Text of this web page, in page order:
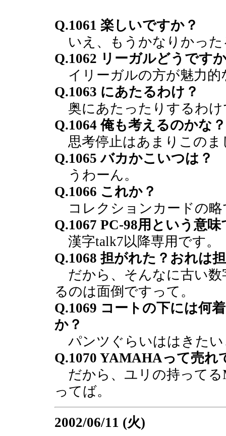
Q.1061 楽しいですか？
いえ、もうかなりかった
Q.1062 リーガルどうです
イリーガルの方が魅力的
Q.1063 にあたるわけ？
奥にあたったりするわけ
Q.1064 俺も考えるのかな？
思考停止はあまりこのま
Q.1065 バカかこいつは？
うわーん。
Q.1066 これか？
コレクションカードの略
Q.1067 PC-98用という意
漢字talk7以降専用です。
Q.1068 担がれた？おれは
だから、そんなに古い数
るのは面倒ですって。
Q.1069 コートの下には何
か？
パンツぐらいははきたい
Q.1070 YAMAHAって売れ
だから、ユリの持って
ってば。
2002/06/11 (火)